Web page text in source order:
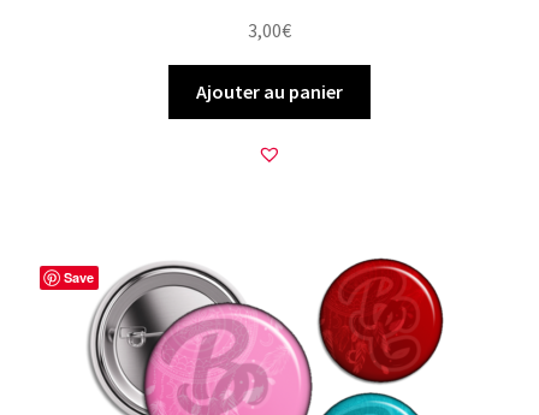
3,00€
Ajouter au panier
Save